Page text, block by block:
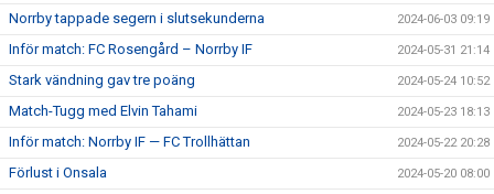
Norrby tappade segern i slutsekunderna 2024-06-03 09:19
Inför match: FC Rosengård – Norrby IF 2024-05-31 21:14
Stark vändning gav tre poäng 2024-05-24 10:52
Match-Tugg med Elvin Tahami 2024-05-23 18:13
Inför match: Norrby IF — FC Trollhättan 2024-05-22 20:28
Förlust i Onsala 2024-05-20 08:00